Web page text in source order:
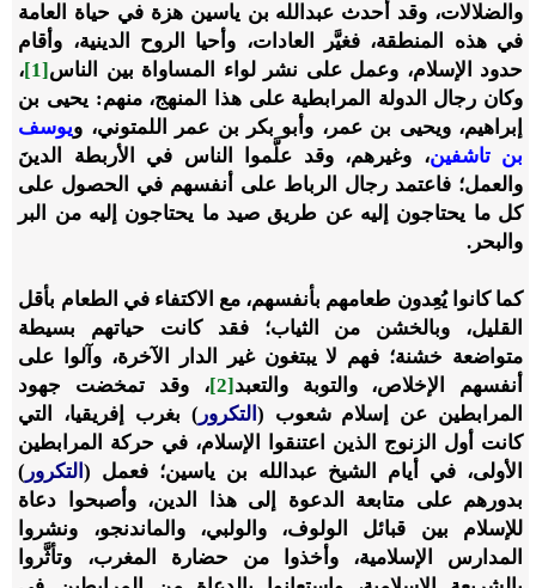
والضلالات، وقد أحدث عبدالله بن ياسين هزة في حياة العامة
في هذه المنطقة، فغيَّر العادات، وأحيا الروح الدينية، وأقام
حدود الإسلام، وعمل على نشر لواء المساواة بين الناس [1]
،
وكان رجال الدولة المرابطية على هذا المنهج، منهم: يحيى بن
إبراهيم، ويحيى بن عمر، وأبو بكر بن عمر اللمتوني، ويوسف
بن تاشفين، وغيرهم، وقد علَّموا الناس في الأربطة الدينَ
والعمل؛ فاعتمد رجال الرباط على أنفسهم في الحصول على
كل ما يحتاجون إليه عن طريق صيد ما يحتاجون إليه من البر
والبحر.
كما كانوا يُعِدون طعامهم بأنفسهم، مع الاكتفاء في الطعام بأقل
القليل، وبالخشن من الثياب؛ فقد كانت حياتهم بسيطة
متواضعة خشنة؛ فهم لا يبتغون غير الدار الآخرة، وآلوا على
أنفسهم الإخلاص، والتوبة والتعبد [2]
، وقد تمخضت جهود
المرابطين عن إسلام شعوب ( التكرور) بغرب إفريقيا، التي
كانت أول الزنوج الذين اعتنقوا الإسلام، في حركة المرابطين
الأولى، في أيام الشيخ عبدالله بن ياسين؛ فعمل (التكرور )
بدورهم على متابعة الدعوة إلى هذا الدين، وأصبحوا دعاة
للإسلام بين قبائل الولوف، والولبي، والماندنجو، ونشروا
المدارس الإسلامية، وأخذوا من حضارة المغرب، وتأثَّروا